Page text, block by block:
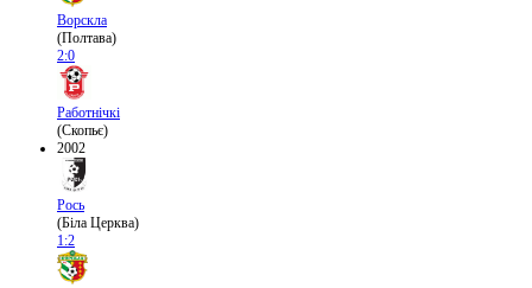
Ворскла
(Полтава)
2:0
Работнічкі
(Скопьє)
2002
Рось
(Біла Церква)
1:2